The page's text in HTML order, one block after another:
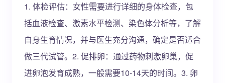
1. 体检评估：女性需要进行详细的身体检查，包
括血液检查、激素水平检测、染色体分析等，了解
自身生育情况，并与医生充分沟通，确定是否适合
做三代试管。2. 促排卵：通过药物刺激卵巢，促
进卵泡发育成熟，一般需要10-14天的时间。3. 卵